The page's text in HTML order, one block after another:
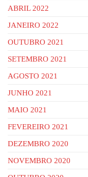
ABRIL 2022
JANEIRO 2022
OUTUBRO 2021
SETEMBRO 2021
AGOSTO 2021
JUNHO 2021
MAIO 2021
FEVEREIRO 2021
DEZEMBRO 2020
NOVEMBRO 2020